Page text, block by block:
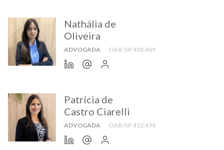
Nathália de
Oliveira
ADVOGADA OAB/SP 403.489
Patrícia de
Castro Ciarelli
ADVOGADA OAB/SP 412.438